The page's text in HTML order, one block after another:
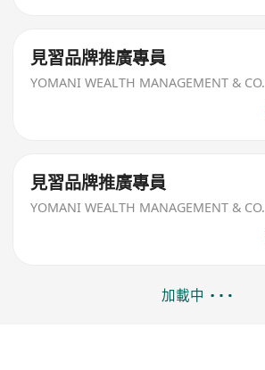
見習品牌推廣專員
YOMANI WEALTH MANAGEMENT & CO.
見習品牌推廣專員
YOMANI WEALTH MANAGEMENT & CO.
加載中